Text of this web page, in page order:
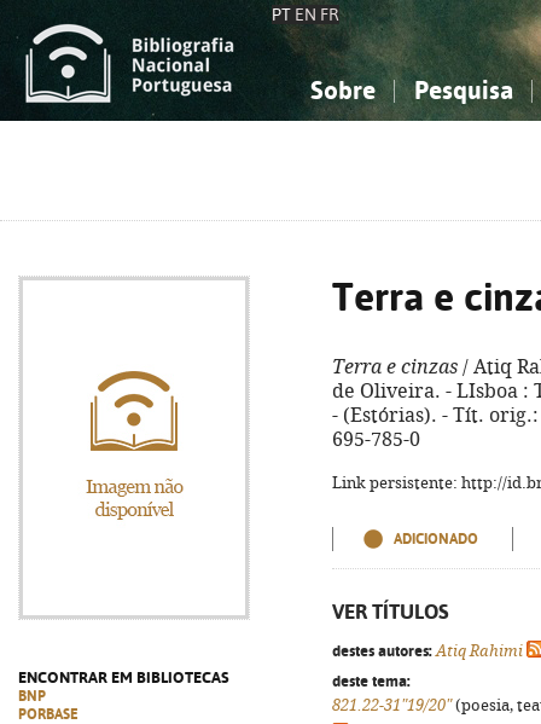
PT EN FR
Sobre Pesquisa
ENCONTRAR EM BIBLIOTECAS
BNP
PORBASE
Terra e
Terra e cinzas / Atiq
de Oliveira. - LIsboa :
- (Estórias). - Tít.
695-785-0
Link persistente: http://
ADICIONADO
VER TÍTULOS
destes autores: Atiq Rahimi
deste tema:
821.22-31"19/20"(poesia,